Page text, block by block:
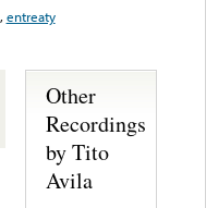
,entreaty
Other
Recordings
by Tito
Avila